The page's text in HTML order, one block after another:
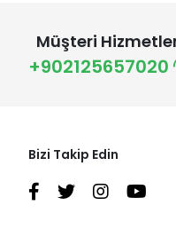
Müşteri
+902125657020
Bizi Takip Edin